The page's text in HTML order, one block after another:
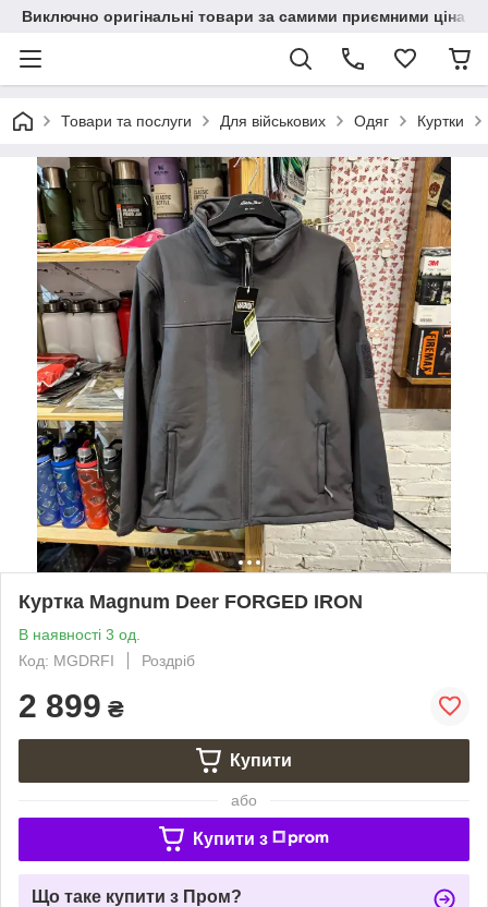
Виключно оригінальні товари за самими приємними
Товари та послуги Для військових Одяг Куртки
Куртка Magnum Deer FORGED IRON
В наявності 3 од.
Код: MGDRFI
Роздріб
2 899 ₴
Купити
або
Купити з
Що таке купити з Пром?